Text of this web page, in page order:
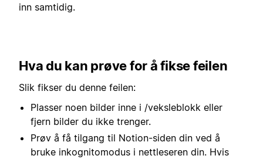
inn samtidig.
Hva du kan prøve for å fikse feilen
Slik fikser du denne feilen:
Plasser noen bilder inne i /veksleblokk eller
fjern bilder du ikke trenger.
Prøv å få tilgang til Notion-siden din ved å
bruke inkognitomodus i nettleseren din. Hvis